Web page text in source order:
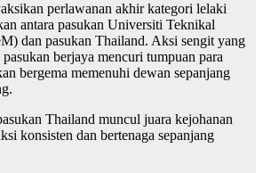
perlawanan akhir kategori lelaki
antara pasukan Universiti Teknikal
dan pasukan Thailand. Aksi sengit yang
berjaya mencuri tumpuan para
bergema memenuhi dewan sepanjang
Thailand muncul juara kejohanan
konsisten dan bertenaga sepanjang